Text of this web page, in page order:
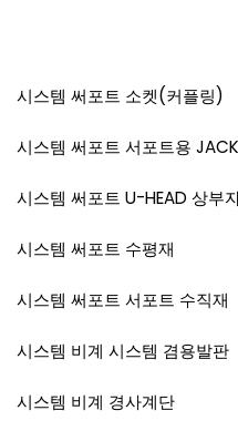
시스템 써포트 소켓(커플링)
시스템 써포트 서포트용
시스템 써포트 U-HEAD 상부
시스템 써포트 수평재
시스템 써포트 서포트 수직재
시스템 비계 시스템 겸용발판
시스템 비계 경사계단